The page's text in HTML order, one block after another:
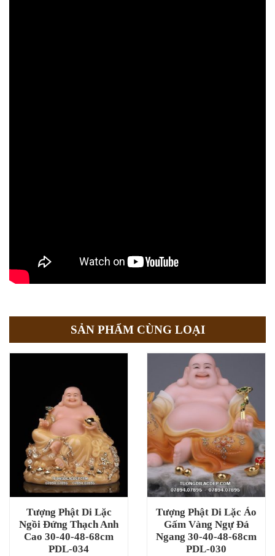
SẢN PHẨM CÙNG LOẠI
Tượng Phật Di Lặc
Ngồi Đứng Thạch Anh
Cao 30-40-48-68cm
PDL-034
Tượng Phật Di Lặc Áo
Gấm Vàng Ngự Đá
Ngang 30-40-48-68cm
PDL-030